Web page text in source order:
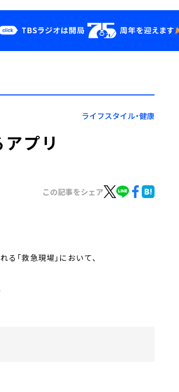
YouTube
会社情報
ライフスタイル・健康
プリ
この記事をシェア
「救急現場」において、